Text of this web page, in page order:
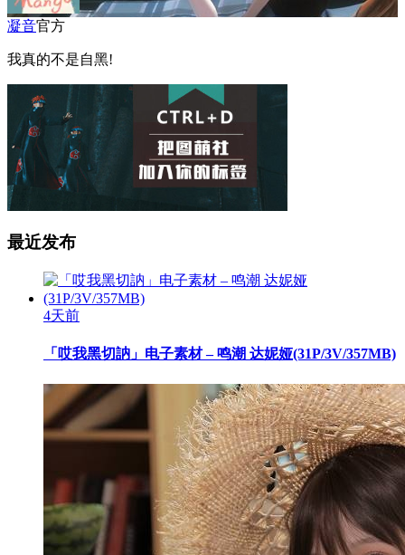
凝音官方
我真的不是自黑!
最近发布
4天前
「哎我黑切訥」电子素材 – 鸣潮 达妮娅(31P/3V/357MB)